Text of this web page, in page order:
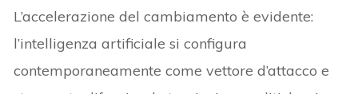
L’accelerazione del cambiamento è evidente:
l’intelligenza artificiale si configura
contemporaneamente come vettore d’attacco e